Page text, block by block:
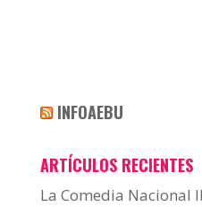
INFOAEBU
ARTÍCULOS RECIENTES
La Comedia Nacional